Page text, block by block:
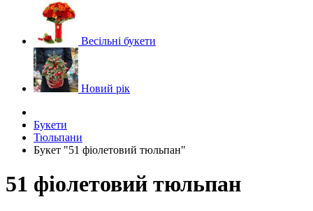
Весільні букети
Новий рік
Букети
Тюльпани
Букет "51 фіолетовий тюльпан"
51 фіолетовий тюльпан